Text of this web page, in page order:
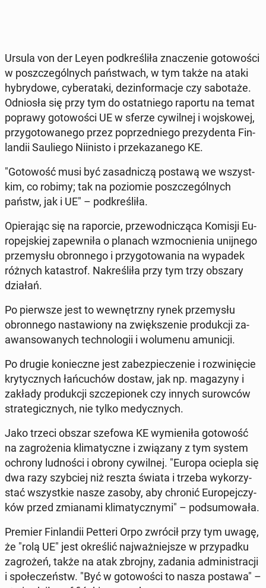
Ursula von der Leyen pod­kre­śli­ła zna­cze­nie go­to­wo­ści
w po­szcze­gól­nych pań­stwach, w tym także na ataki
hy­bry­do­we, cy­be­ra­ta­ki, dez­in­for­ma­cje czy sa­bo­ta­że.
Od­nio­sła się przy tym do ostat­nie­go raportu na temat
poprawy go­to­wo­ści UE w sferze cy­wil­nej i woj­sko­wej,
przy­go­to­wa­ne­go przez po­przed­nie­go pre­zy­den­ta Fin­
lan­dii Sau­lie­go Nii­ni­sto i prze­ka­za­ne­go KE.
"Go­to­wość musi być za­sad­ni­czą postawą we wszyst­
kim, co robimy; tak na po­zio­mie po­szcze­gól­nych
państw, jak i UE" – pod­kre­śli­ła.
Opie­ra­jąc się na ra­por­cie, prze­wod­ni­czą­ca Komisji Eu­
ro­pej­skiej za­pew­ni­ła o planach wzmoc­nie­nia unij­ne­go
prze­my­słu obron­ne­go i przy­go­to­wa­nia na wypadek
różnych ka­ta­strof. Na­kre­śli­ła przy tym trzy obszary
działań.
Po pierw­sze jest to we­wnętrz­ny rynek prze­my­słu
obron­ne­go na­sta­wio­ny na zwięk­sze­nie pro­duk­cji za­
awan­so­wa­nych tech­no­lo­gii i wo­lu­me­nu amu­ni­cji.
Po drugie ko­niecz­ne jest za­bez­pie­cze­nie i roz­wi­nię­cie
kry­tycz­nych łań­cu­chów dostaw, jak np. ma­ga­zy­ny i
zakłady pro­duk­cji szcze­pio­nek czy innych su­row­ców
stra­te­gicz­nych, nie tylko me­dycz­nych.
Jako trzeci obszar szefowa KE wy­mie­ni­ła go­to­wość
na za­gro­że­nia kli­ma­tycz­ne i zwią­za­ny z tym system
ochrony lud­no­ści i obrony cy­wil­nej. "Europa ociepla się
dwa razy szyb­ciej niż reszta świata i trzeba wy­ko­rzy­
stać wszyst­kie nasze zasoby, aby chronić Eu­ro­pej­czy­
ków przed zmia­na­mi kli­ma­tycz­ny­mi" – pod­su­mo­wa­ła.
Premier Fin­lan­dii Petteri Orpo zwrócił przy tym uwagę,
że "rolą UE" jest okre­ślić naj­waż­niej­sze w przy­pad­ku
za­gro­żeń, także na atak zbrojny, zadania ad­mi­ni­stra­cji
i spo­łe­czeństw. "Być w go­to­wo­ści to nasza postawa" –